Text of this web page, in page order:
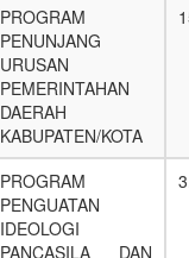
PROGRAM
PENUNJANG
URUSAN
PEMERINTAHAN
DAERAH
KABUPATEN/KOTA
PROGRAM
PENGUATAN
IDEOLOGI
PANCASILA DAN